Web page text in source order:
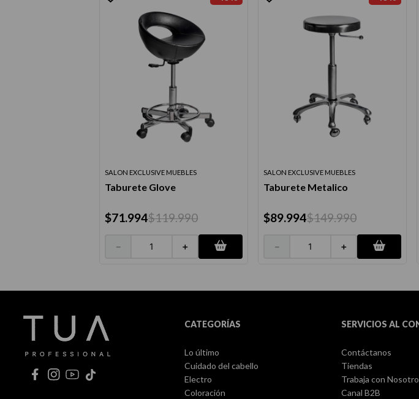
SALON EXCLUSIVE MUEBLES
Taburete Glove
$71.994$119.990
＋
－
SALON EXCLUSIVE MUEBLES
Taburete Metalico
$89.994$149.990
＋
－
CATEGORÍAS
Lo último
Cuidado del cabello
Electro
Coloración
SERVICIOS AL
Contáctanos
Tiendas
Trabaja con
Canal B2B